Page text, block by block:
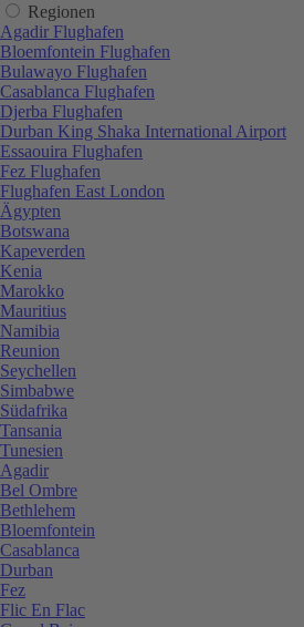
Regionen
Agadir Flughafen
Bloemfontein Flughafen
Bulawayo Flughafen
Casablanca Flughafen
Djerba Flughafen
Durban King Shaka International Airport
Essaouira Flughafen
Fez Flughafen
Flughafen East London
Ägypten
Botswana
Kapeverden
Kenia
Marokko
Mauritius
Namibia
Reunion
Seychellen
Simbabwe
Südafrika
Tansania
Tunesien
Agadir
Bel Ombre
Bethlehem
Bloemfontein
Casablanca
Durban
Fez
Flic En Flac